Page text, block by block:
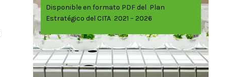
Disponible en formato PDF del Plan
Estratégico del CITA 2021 – 2026